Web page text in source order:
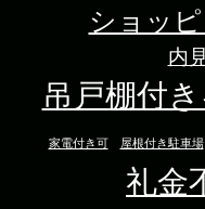
ショッ
内
吊戸棚付
家電付き可 屋根付き駐車場
礼金